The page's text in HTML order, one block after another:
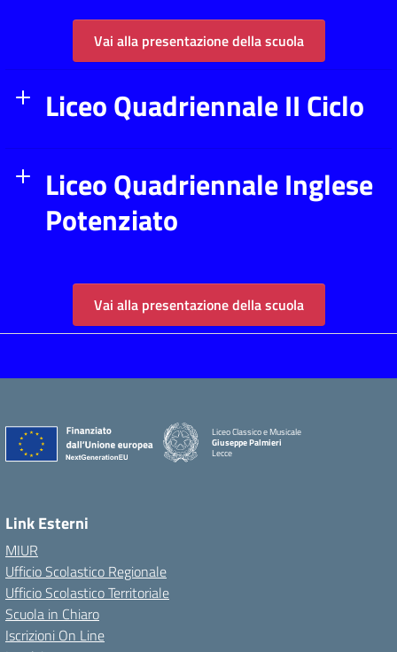
Vai alla presentazione della scuola
Liceo Quadriennale II Ciclo
Liceo Quadriennale Inglese
Potenziato
Vai alla presentazione della scuola
Liceo Classico e Musicale
Giuseppe Palmieri
Lecce
Link Esterni
MIUR
Ufficio Scolastico Regionale
Ufficio Scolastico Territoriale
Scuola in Chiaro
Iscrizioni On Line